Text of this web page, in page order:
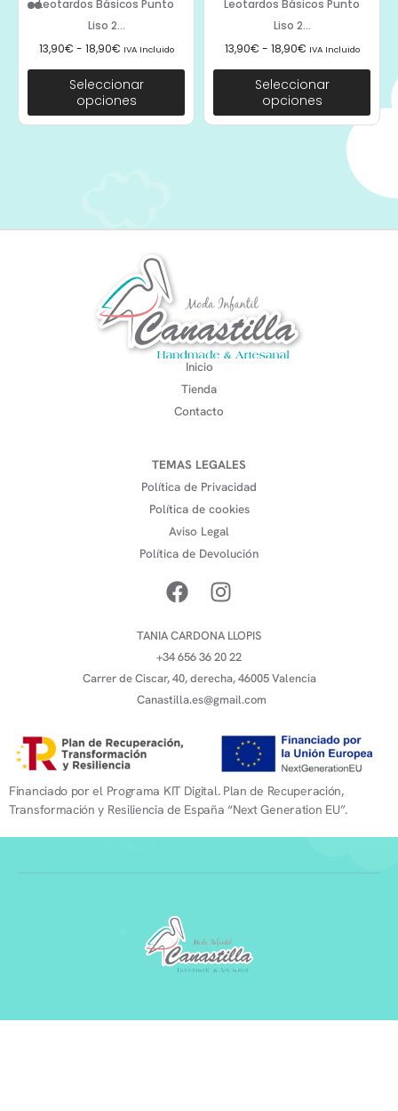
Leotardos Básicos Punto
Liso 2...
13,90€ - 18,90€ IVA Incluido
Seleccionar
opciones
Leotardos Básicos Punto
Liso 2...
13,90€ - 18,90€ IVA Incluido
Seleccionar
opciones
Inicio
Tienda
Contacto
TEMAS LEGALES
Política de Privacidad
Política de cookies
Aviso Legal
Política de Devolución
TANIA CARDONA LLOPIS
+34 656 36 20 22
Carrer de Ciscar, 40, derecha, 46005 Valencia
Canastilla.es@gmail.com
Financiado por el Programa KIT Digital. Plan de Recuperación,
Transformación y Resiliencia de España “Next Generation EU”.